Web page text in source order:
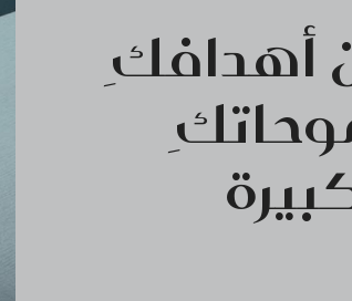
أهدافكِ